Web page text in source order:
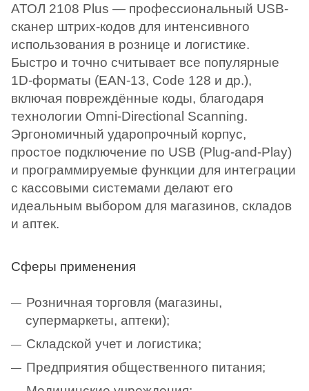
АТОЛ 2108 Plus — профессиональный USB-
сканер штрих-кодов для интенсивного
использования в рознице и логистике.
Быстро и точно считывает все популярные
1D-форматы (EAN-13, Code 128 и др.),
включая повреждённые коды, благодаря
технологии Omni-Directional Scanning.
Эргономичный ударопрочный корпус,
простое подключение по USB (Plug-and-Play)
и программируемые функции для интеграции
с кассовыми системами делают его
идеальным выбором для магазинов, складов
и аптек.
Сферы применения
Розничная торговля (магазины,
супермаркеты, аптеки);
Складской учет и логистика;
Предприятия общественного питания;